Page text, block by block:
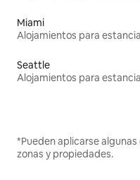
Miami
Seattle
*Pueden aplicarse
zonas y propiedades.